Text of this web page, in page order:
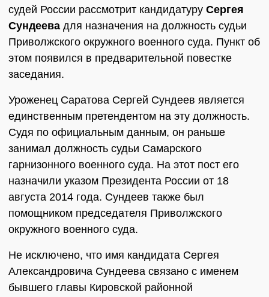
судей России рассмотрит кандидатуру Сергея
Сундеева для назначения на должность судьи
Приволжского окружного военного суда. Пункт об
этом появился в предварительной повестке
заседания.
Уроженец Саратова Сергей Сундеев является
единственным претендентом на эту должность.
Судя по официальным данным, он раньше
занимал должность судьи Самарского
гарнизонного военного суда. На этот пост его
назначили указом Президента России от 18
августа 2014 года. Сундеев также был
помощником председателя Приволжского
окружного военного суда.
Не исключено, что имя кандидата Сергея
Александровича Сундеева связано с именем
бывшего главы Кировской районной